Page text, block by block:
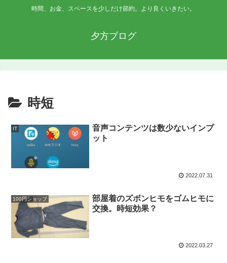
時間、お金、スペースを少しだけ節約。より良くいきたい。
夕方ブログ
時短
IT
音声コンテンツは数少ないインプ
ット
2022.07.31
100円ショップ
部屋着のズボンヒモをゴムヒモに
交換。時短効果？
2022.03.27